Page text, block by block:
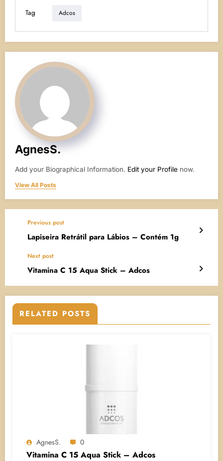
Tag Adcos
AgnesS.
Add your Biographical Information. Edit your Profile now.
View All Posts
Previous post
Lapiseira Retrátil para Lábios – Contém 1g
Next post
Vitamina C 15 Aqua Stick – Adcos
RELATED POSTS
AgnesS. 0
Vitamina C 15 Aqua Stick – Adcos